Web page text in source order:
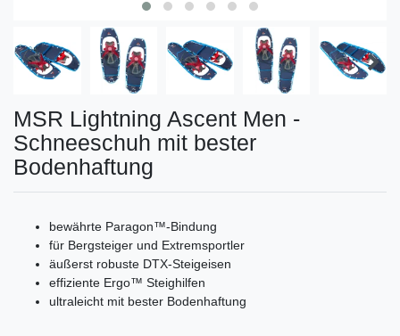
MSR Lightning Ascent Men -
Schneeschuh mit bester
Bodenhaftung
bewährte Paragon™-Bindung
für Bergsteiger und Extremsportler
äußerst robuste DTX-Steigeisen
effiziente Ergo™ Steighilfen
ultraleicht mit bester Bodenhaftung